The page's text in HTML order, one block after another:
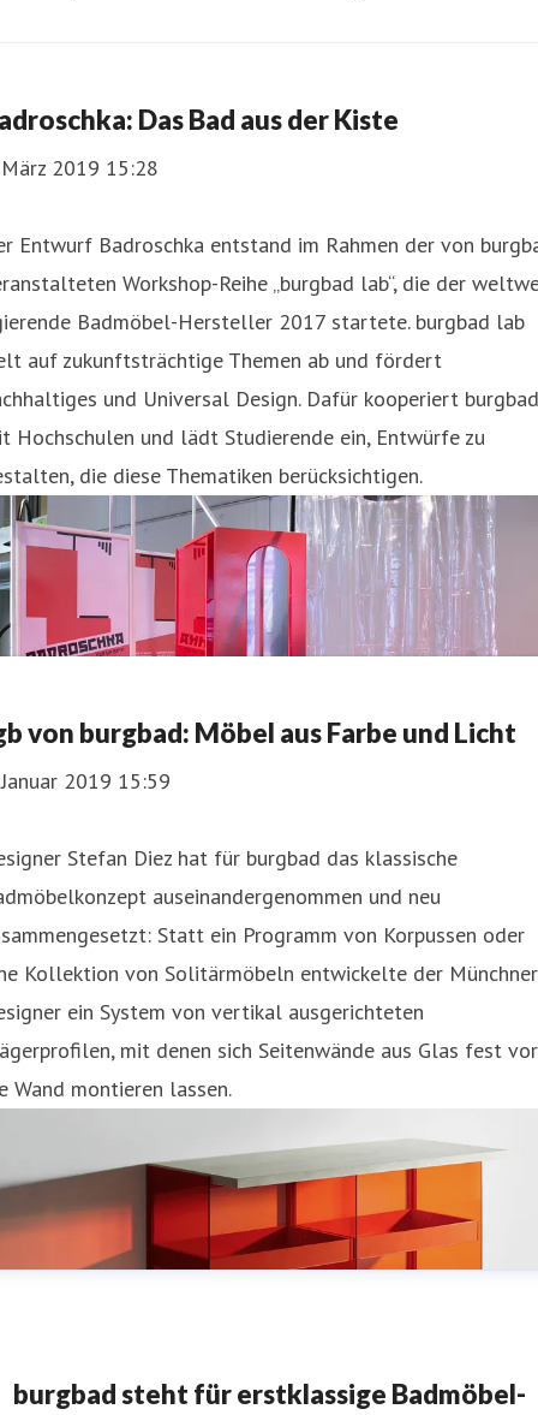
Das Bad aus der Kiste
2019 15:28
Entwurf Badroschka entstand im Rahmen der von
Workshop-Reihe „burgbad lab“, die der
Badmöbel-Hersteller 2017 startete. burgbad lab
auf zukunftsträchtige Themen ab und fördert
und Universal Design. Dafür kooperiert burgbad
Hochschulen und lädt Studierende ein, Entwürfe zu
die diese Thematiken berücksichtigen.
von burgbad: Möbel aus Farbe und Licht
2019 15:59
Stefan Diez hat für burgbad das klassische
auseinandergenommen und neu
Statt ein Programm von Korpussen oder
Kollektion von Solitärmöbeln entwickelte der Münchner
ein System von vertikal ausgerichteten
mit denen sich Seitenwände aus Glas fest vor
Wand montieren lassen.
burgbad steht für erstklassige Badmöbel-